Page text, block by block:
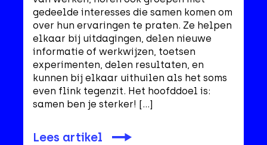
gedeelde interesses die samen komen om
over hun ervaringen te praten. Ze helpen
elkaar bij uitdagingen, delen nieuwe
informatie of werkwijzen, toetsen
experimenten, delen resultaten, en
kunnen bij elkaar uithuilen als het soms
even flink tegenzit. Het hoofddoel is:
samen ben je sterker! […]
Lees artikel